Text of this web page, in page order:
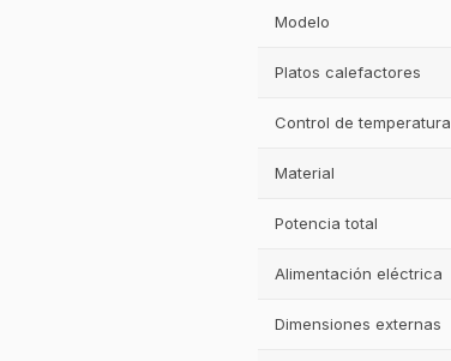
Modelo
Platos calefactores
Control de temperatura
Material
Potencia total
Alimentación eléctrica
Dimensiones externas